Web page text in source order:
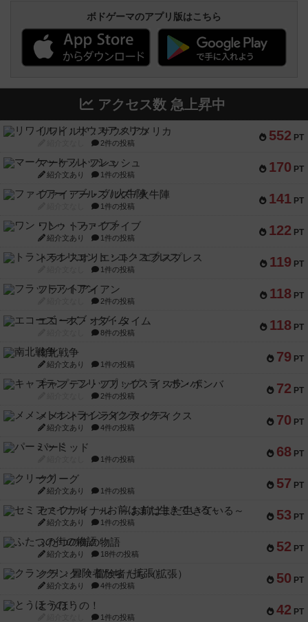
ボドゲーマのアプリ版はこちら
アクセス数 急上昇中
552 PT
リワイルド：サウスアメリカ
2件の投稿
170 PT
マーケットフレッシュ
紹介文あり 1件の投稿
141 PT
ファイアー・ブルズ / 火牛陣
1件の投稿
122 PT
ワン・トゥ・ファイブ
紹介文あり 1件の投稿
119 PT
トランスオリエント・エクスプレス
1件の投稿
118 PT
フラットアイアン
2件の投稿
118 PT
エコーズ・オブ・タイム
8件の投稿
79 PT
南北戦争
紹介文あり 1件の投稿
72 PT
キャプテン・フリップ：イスラ・ボンバ
2件の投稿
70 PT
メメントオンラインタクティクス
紹介文あり 4件の投稿
68 PT
パーミッド
1件の投稿
57 PT
クリーグ
紹介文あり 1件の投稿
53 PT
セミファイナル ～お前はまだ生きている～
紹介文あり 1件の投稿
52 PT
ふたつの街の物語
紹介文あり 18件の投稿
50 PT
クランク! ：冒険者たち（拡張）
紹介文あり 4件の投稿
42 PT
とうほうの！
1件の投稿